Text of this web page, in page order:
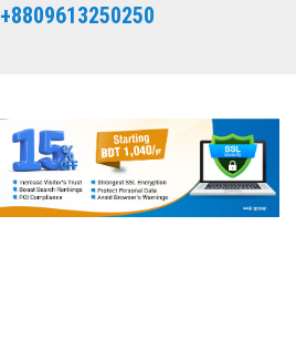
+8809613250250